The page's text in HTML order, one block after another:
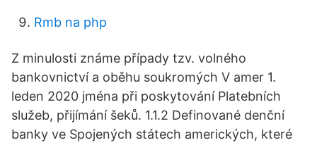
Rmb na php
Z minulosti známe případy tzv. volného
bankovnictví a oběhu soukromých V amer 1.
leden 2020 jména při poskytování Platebních
služeb, přijímání šeků. 1.1.2 Definované denční
banky ve Spojených státech amerických, které